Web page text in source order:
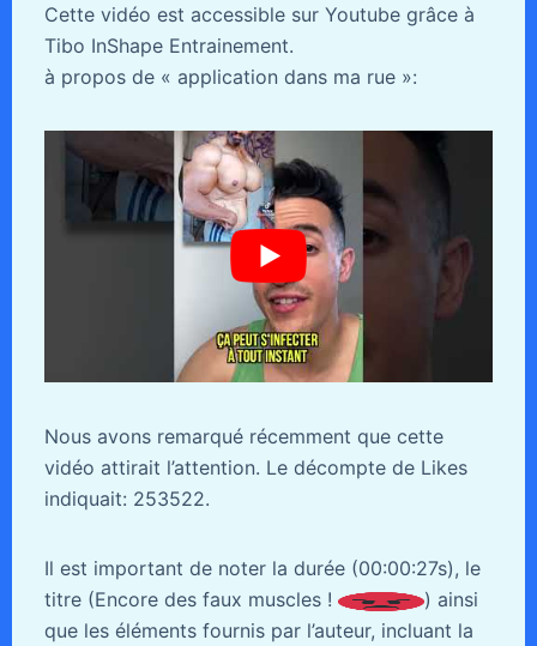
Cette vidéo est accessible sur Youtube grâce à
Tibo InShape Entrainement.
à propos de « application dans ma rue »:
Nous avons remarqué récemment que cette
vidéo attirait l’attention. Le décompte de Likes
indiquait: 253522.
Il est important de noter la durée (00:00:27s), le
titre (Encore des faux muscles !
) ainsi
que les éléments fournis par l’auteur, incluant la